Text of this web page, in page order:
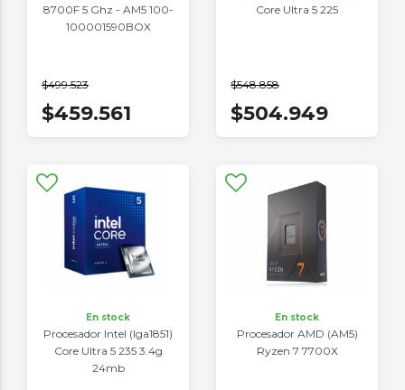
8700F 5 Ghz - AM5 100-
100001590BOX
$499.523
$459.561
Core Ultra 5 225
$548.858
$504.949
En stock
Procesador Intel (lga1851)
Core Ultra 5 235 3.4g
24mb
En stock
Procesador AMD (AM5)
Ryzen 7 7700X